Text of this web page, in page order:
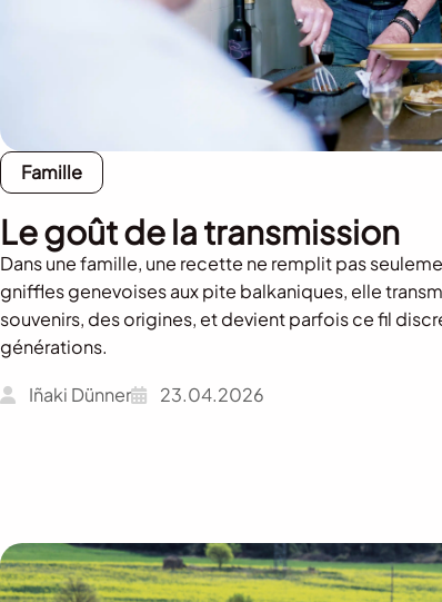
Famille
Le goût de la transmission
Dans une famille, une recette ne remplit pas
gniffles genevoises aux pite balkaniques, elle
souvenirs, des origines, et devient parfois ce fil
générations.
Iñaki Dünner 23.04.2026